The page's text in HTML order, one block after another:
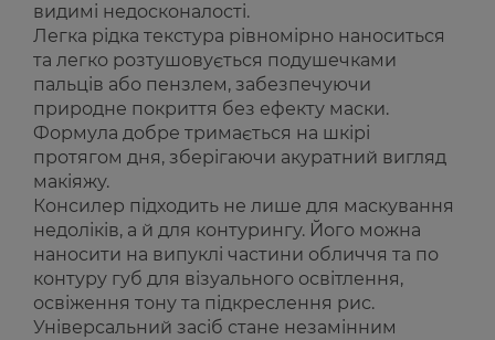
видимі недосконалості.
Легка рідка текстура рівномірно наноситься
та легко розтушовується подушечками
пальців або пензлем, забезпечуючи
природне покриття без ефекту маски.
Формула добре тримається на шкірі
протягом дня, зберігаючи акуратний вигляд
макіяжу.
Консилер підходить не лише для маскування
недоліків, а й для контурингу. Його можна
наносити на випуклі частини обличчя та по
контуру губ для візуального освітлення,
освіження тону та підкреслення рис.
Універсальний засіб стане незамінним